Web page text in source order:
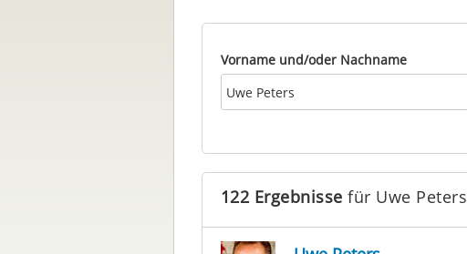
Vorname und/oder Nachname
122 Ergebnisse für Uwe Peters